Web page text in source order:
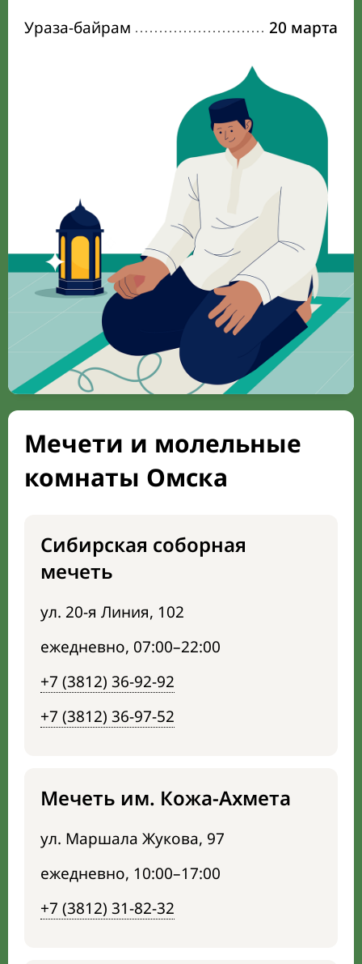
Ураза-байрам
20 марта
Мечети и молельные
комнаты Омска
Сибирская соборная
мечеть
ул. 20-я Линия, 102
ежедневно, 07:00–22:00
+7 (3812) 36-92-92
+7 (3812) 36-97-52
Мечеть им. Кожа-Ахмета
ул. Маршала Жукова, 97
ежедневно, 10:00–17:00
+7 (3812) 31-82-32